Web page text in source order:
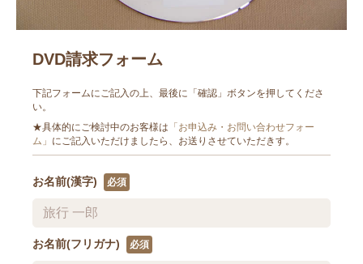
DVD請求フォーム
下記フォームにご記入の上、最後に「確認」ボタンを押してくださ
い。
★具体的にご検討中のお客様は 「お申込み・お問い合わせフォー
ム」 にご記入いただけましたら、お送りさせていただきす。
お名前(漢字)
お名前(フリガナ)